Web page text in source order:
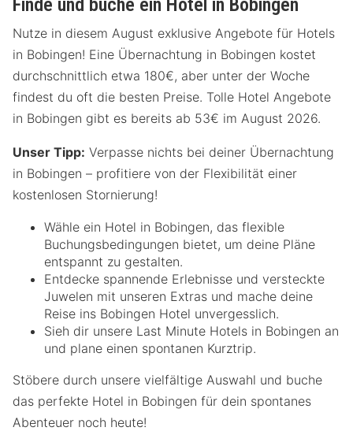
Finde und buche ein Hotel in Bobingen
Nutze in diesem August exklusive Angebote für Hotels
in Bobingen! Eine Übernachtung in Bobingen kostet
durchschnittlich etwa 180€, aber unter der Woche
findest du oft die besten Preise. Tolle Hotel Angebote
in Bobingen gibt es bereits ab 53€ im August 2026.
Unser Tipp: Verpasse nichts bei deiner Übernachtung
in Bobingen – profitiere von der Flexibilität einer
kostenlosen Stornierung!
Wähle ein Hotel in Bobingen, das flexible
Buchungsbedingungen bietet, um deine Pläne
entspannt zu gestalten.
Entdecke spannende Erlebnisse und versteckte
Juwelen mit unseren Extras und mache deine
Reise ins Bobingen Hotel unvergesslich.
Sieh dir unsere Last Minute Hotels in Bobingen an
und plane einen spontanen Kurztrip.
Stöbere durch unsere vielfältige Auswahl und buche
das perfekte Hotel in Bobingen für dein spontanes
Abenteuer noch heute!